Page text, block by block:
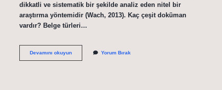
dikkatli ve sistematik bir şekilde analiz eden nitel bir
araştırma yöntemidir (Wach, 2013). Kaç çeşit doküman
vardır? Belge türleri…
Devamını okuyunDoküman
Yorum Bırak